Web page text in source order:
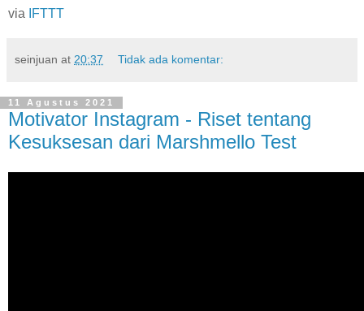
via IFTTT
seinjuan at 20:37 Tidak ada komentar:
11 Agustus 2021
Motivator Instagram - Riset tentang
Kesuksesan dari Marshmello Test